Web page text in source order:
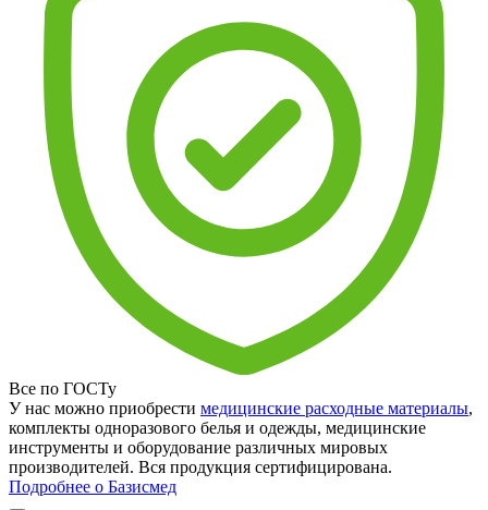
Все по ГОСТу
У нас можно приобрести медицинские расходные материалы,
комплекты одноразового белья и одежды, медицинские
инструменты и оборудование различных мировых
производителей. Вся продукция сертифицирована.
Подробнее о Базисмед